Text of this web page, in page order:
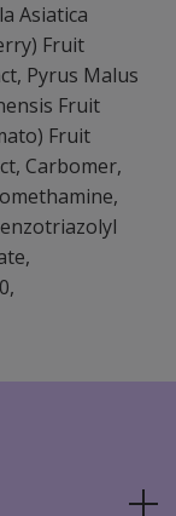
Asiatica
Fruit
Pyrus Malus
Fruit
Fruit
Carbomer,